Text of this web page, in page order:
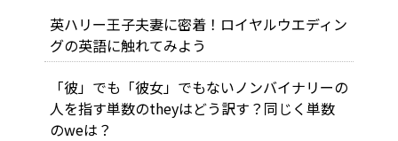
英ハリー王子夫妻に密着！ロイヤルウエディン
グの英語に触れてみよう
「彼」でも「彼女」でもないノンバイナリーの
人を指す単数のtheyはどう訳す？同じく単数
のweは？